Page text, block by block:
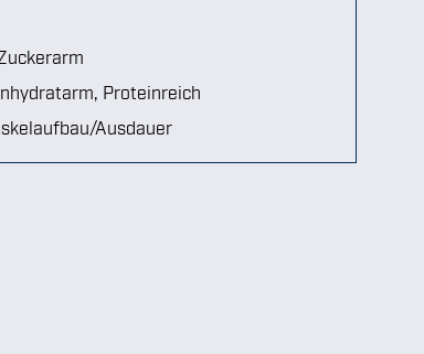
, Proteinreich
Ausdauer